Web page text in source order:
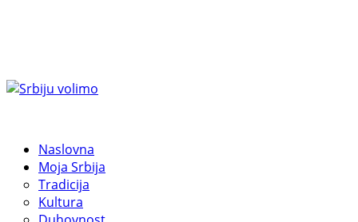
Naslovna
Moja Srbija
Tradicija
Kultura